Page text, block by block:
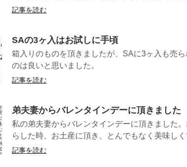
記事を読む
SAの3ヶ入はお試しに手頃
箱入りのものを頂きましたが、SAに3ヶ入も売
のは良いと思いました。
記事を読む
弟夫妻からバレンタインデーに頂きました
私の弟夫妻からバレンタインデーに頂きました
らした時、お土産に頂き、とんでもなく美味し
記事を読む